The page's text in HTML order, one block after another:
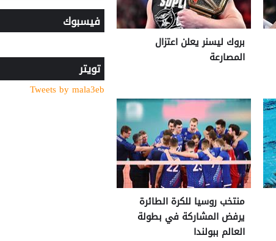
بروك ليسنر يعلن اعتزال
المصارعة
منتخب روسيا للكرة الطائرة
يرفض المشاركة في بطولة
العالم ببولندا
فيسبوك
تويتر
Tweets by mala3eb